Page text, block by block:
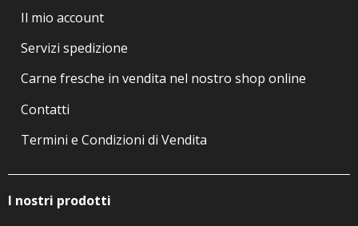
Il mio account
Servizi spedizione
Carne fresche in vendita nel nostro shop online
Contatti
Termini e Condizioni di Vendita
I nostri prodotti